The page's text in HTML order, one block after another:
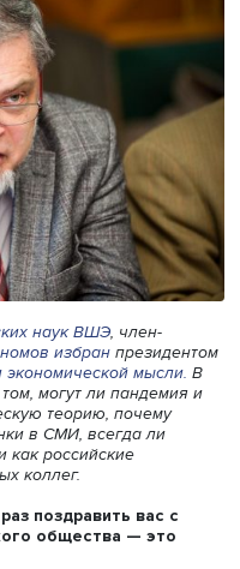
наук ВШЭ
избран
экономической
о том, могут ли
теорию,